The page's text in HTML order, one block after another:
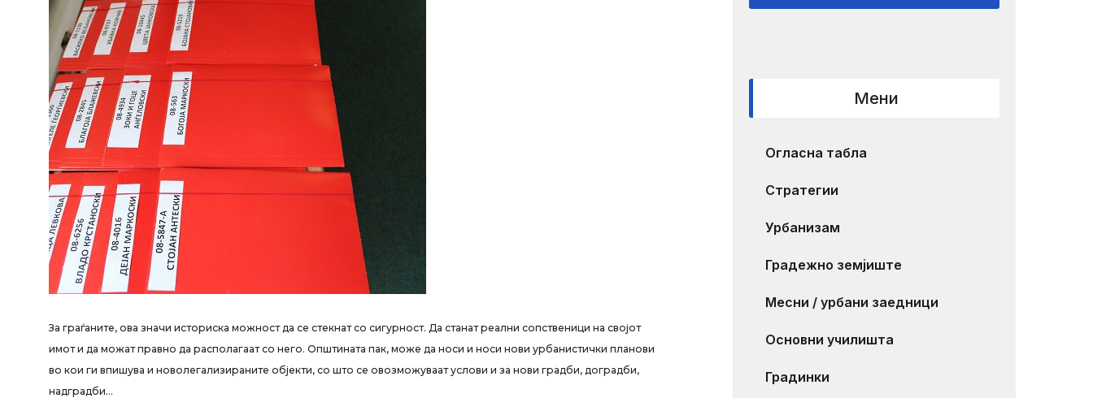
За граѓаните, ова значи историска можност да се стекнат со сигурност. Да станат реални сопственици на својот
имот и да можат правно да располагаат со него. Општината пак, може да носи и носи нови урбанистички планови
во кои ги впишува и новолегализираните објекти, со што се овозможуваат услови и за нови градби, доградби,
надградби…
Мени
Огласна табла
Стратегии
Урбанизам
Градежно земјиште
Месни / урбани заедници
Основни училишта
Градинки